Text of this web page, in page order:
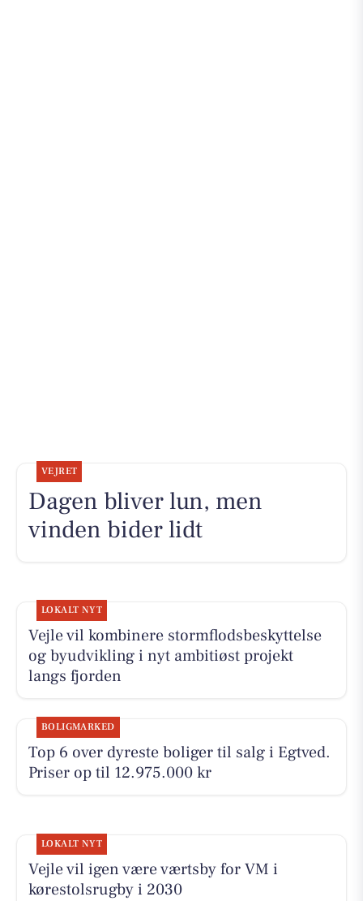
VEJRET
Dagen bliver lun, men
vinden bider lidt
LOKALT NYT
Vejle vil kombinere stormflodsbeskyttelse
og byudvikling i nyt ambitiøst projekt
langs fjorden
BOLIGMARKED
Top 6 over dyreste boliger til salg i Egtved.
Priser op til 12.975.000 kr
LOKALT NYT
Vejle vil igen være værtsby for VM i
kørestolsrugby i 2030